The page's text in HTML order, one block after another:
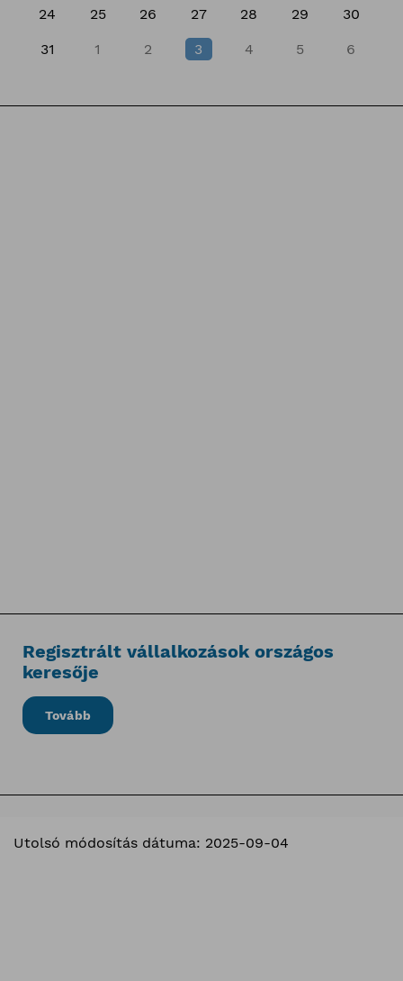
24 25 26 27 28 29 30
31 1 2 3 4 5 6
Regisztrált vállalkozások országos
keresője
Tovább
Utolsó módosítás dátuma: 2025-09-04